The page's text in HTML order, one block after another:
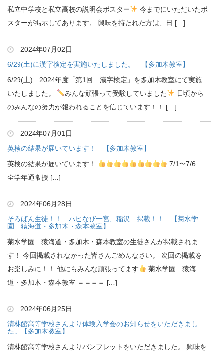
私立中学校と私立高校の説明会ポスター
今までにいただいたポ
スターが掲示してあります。 興味を持たれた方は、日 […]
2024年07月02日
6/29(土)に漢字検定を実施いたしました。 【多加木教室】
6/29(土) 2024年度「第1回 漢字検定」を多加木教室にて実施
いたしました。
みんな頑張って受験していました
日頃から
のみんなの努力が報われることを信じています！！ […]
2024年07月01日
英検の結果が届いています！ 【多加木教室】
英検の結果が届いています！
7/1〜7/6
全学年通常授 […]
2024年06月28日
そろばん生徒！！ ハピなび一宮、稲沢 掲載！！ 【菊水学
園 猿海道・多加木・森本教室】
菊水学園 猿海道・多加木・森本教室の生徒さんが掲載されま
す！ 今回掲載されなかった皆さんごめんなさい。 次回の掲載を
お楽しみに！！ 他にもみんな頑張ってます
菊水学園 猿海
道・多加木・森本教室 ＝＝＝＝ […]
2024年06月25日
清林館高等学校さんより体験入学会のお知らせをいただきまし
た。【多加木教室】
清林館高等学校さんよりパンフレットをいただきました。 興味を